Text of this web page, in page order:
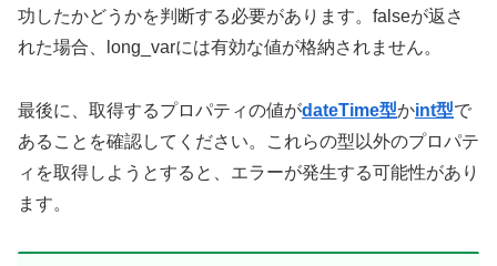
功したかどうかを判断する必要があります。falseが返さ
れた場合、long_varには有効な値が格納されません。
最後に、取得するプロパティの値がdateTime型かint型で
あることを確認してください。これらの型以外のプロパテ
ィを取得しようとすると、エラーが発生する可能性があり
ます。